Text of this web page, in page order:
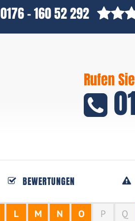
0176 - 160 52 292
Rufen
BEWERTUNGEN
L M N O P Q